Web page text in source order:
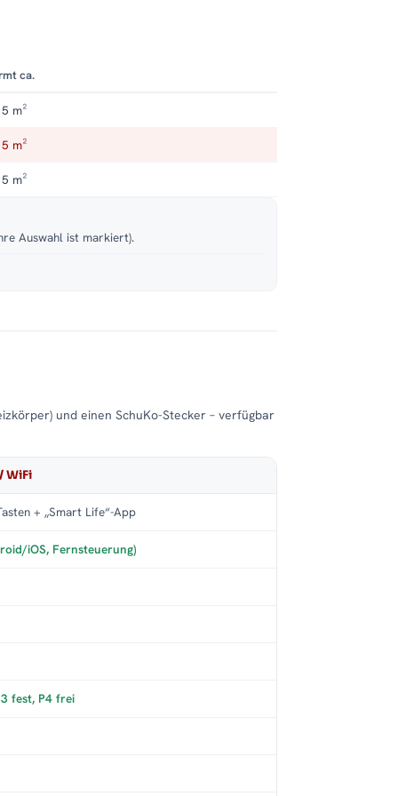
ca.
m²
m²
m²
Auswahl ist markiert).
und einen SchuKo-Stecker – verfügbar
WiFi
+ „Smart Life“-App
iOS, Fernsteuerung)
fest, P4 frei